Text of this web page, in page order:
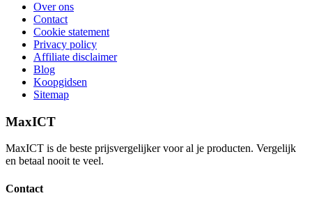
Over ons
Contact
Cookie statement
Privacy policy
Affiliate disclaimer
Blog
Koopgidsen
Sitemap
MaxICT
MaxICT is de beste prijsvergelijker voor al je producten. Vergelijk
en betaal nooit te veel.
Contact